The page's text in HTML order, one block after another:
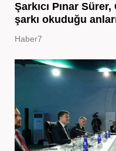
Şarkıcı Pınar
şarkı okuduğu
Haber7